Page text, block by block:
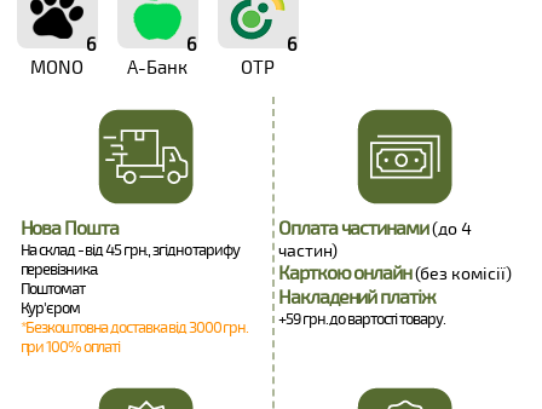
6
MONO
6
А-Банк
6
OTP
Нова Пошта
На склад - від 45 грн., згідно тарифу
перевізника.
Поштомат
Кур'єром
*Безкоштовна доставка від 3000 грн.
при 100% оплаті
Оплата частинами(до 4
частин)
Карткою онлайн(без комісії)
Накладений платіж
+59 грн. до вартості товару.